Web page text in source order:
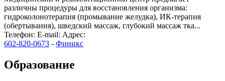
различны процедуры для восстановления организма:
гидроколонотерапия (промывание желудка), ИК-терапия
(обертывания), шведский массаж, глубокий массаж тка...
Телефон: E-mail: Адрес:
602-820-0673 - Финикс
Образование